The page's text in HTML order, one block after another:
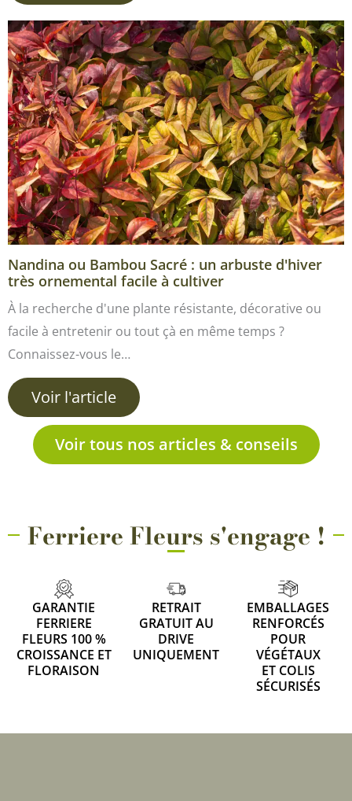
Nandina ou Bambou Sacré : un arbuste d'hiver
très ornemental facile à cultiver
À la recherche d'une plante résistante, décorative ou
facile à entretenir ou tout çà en même temps ?
Connaissez-vous le…
Voir l'article
Voir tous nos articles & conseils
Ferriere Fleurs s'engage !
GARANTIE
FERRIERE
FLEURS 100 %
CROISSANCE ET
FLORAISON
RETRAIT
GRATUIT AU
DRIVE
UNIQUEMENT
EMBALLAGES
RENFORCÉS
POUR
VÉGÉTAUX
ET COLIS
SÉCURISÉS